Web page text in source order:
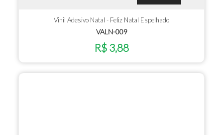
Vinil Adesivo Natal - Feliz Natal Espelhado
VALN-009
R$ 3,88